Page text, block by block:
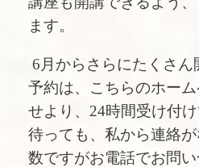
ます。
6月からさらにたくさ
予約は、こちらのホー
せより、24時間受け付
待っても、私から連絡
数ですがお電話でお問